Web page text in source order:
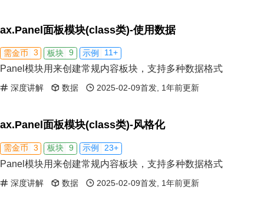
ax.Panel面板模块(class类)-使用数据
需金币 3 板块 9 示例 11+
Panel模块用来创建常规内容板块，支持多种数据格式
深度讲解 数据 2025-02-09首发, 1年前更新
ax.Panel面板模块(class类)-风格化
需金币 3 板块 9 示例 23+
Panel模块用来创建常规内容板块，支持多种数据格式
深度讲解 数据 2025-02-09首发, 1年前更新